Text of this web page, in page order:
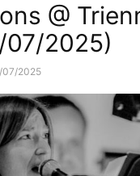
@
07/2025)
07/2025